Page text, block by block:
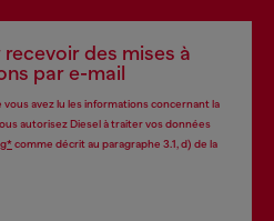
des mises à
par e-mail
avez lu les informations concernant la
autorisez Diesel à traiter vos données
comme décrit au paragraphe 3.1, d) de la